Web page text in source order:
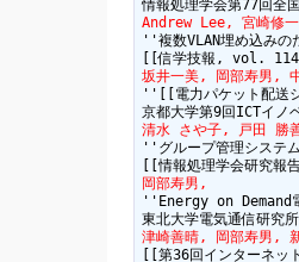
Andrew Lee, 宮崎修
''複数VLAN埋め込み
坂井一美, 岡部寿男,
''[[電力パケット配
清水 さや子, 戸田 勝
''グループ管理システ
岡部寿男,
''Energy on Demand
津崎善晴, 岡部寿男,